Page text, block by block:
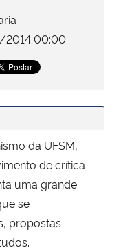
00:00
da UFSM,
de crítica
uma grande
se
propostas